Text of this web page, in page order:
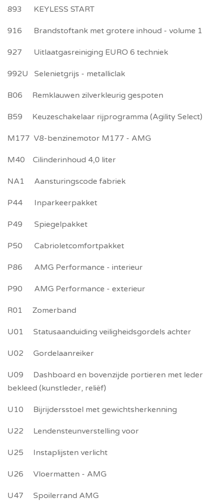
893 KEYLESS START
916 Brandstoftank met grotere inhoud - volume 1
927 Uitlaatgasreiniging EURO 6 techniek
992U Selenietgrijs - metalliclak
B06 Remklauwen zilverkleurig gespoten
B59 Keuzeschakelaar rijprogramma (Agility Select)
M177 V8-benzinemotor M177 - AMG
M40 Cilinderinhoud 4,0 liter
NA1 Aansturingscode fabriek
P44 Inparkeerpakket
P49 Spiegelpakket
P50 Cabrioletcomfortpakket
P86 AMG Performance - interieur
P90 AMG Performance - exterieur
R01 Zomerband
U01 Statusaanduiding veiligheidsgordels achter
U02 Gordelaanreiker
U09 Dashboard en bovenzijde portieren met leder
bekleed (kunstleder, reliëf)
U10 Bijrijdersstoel met gewichtsherkenning
U22 Lendensteunverstelling voor
U25 Instaplijsten verlicht
U26 Vloermatten - AMG
U47 Spoilerrand AMG